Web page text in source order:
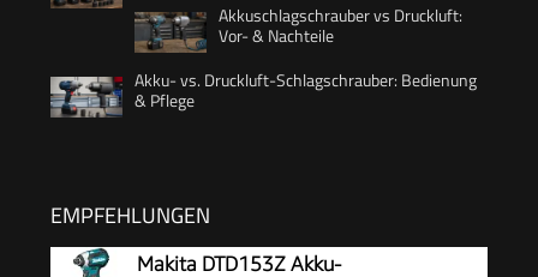
Akkuschlagschrauber vs Druckluft:
Vor- & Nachteile
Akku- vs. Druckluft-Schlagschrauber: Bedienung
& Pflege
EMPFEHLUNGEN
Makita DTD153Z Akku-